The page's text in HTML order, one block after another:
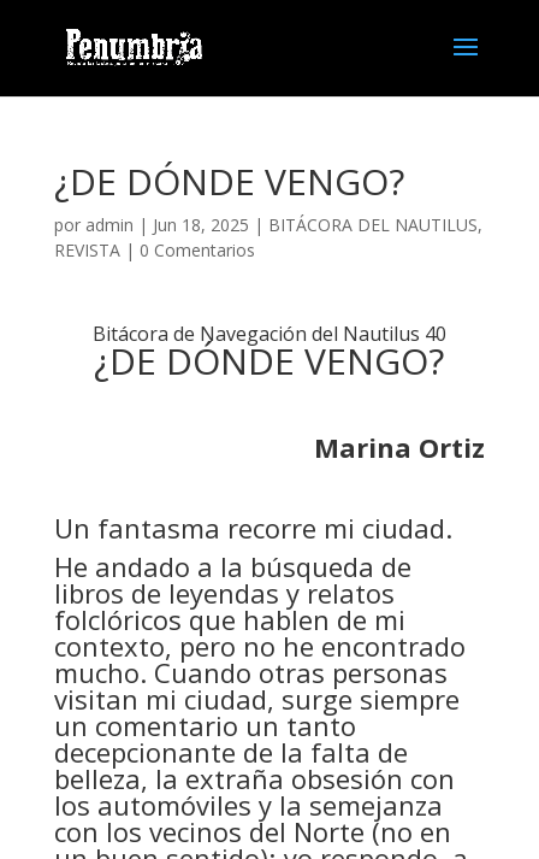
¿DE DÓNDE VENGO?
por admin | Jun 18, 2025 | BITÁCORA DEL NAUTILUS,
REVISTA| 0 Comentarios
Bitácora de Navegación del Nautilus 40
¿DE DÓNDE VENGO?
Marina Ortiz
Un fantasma recorre mi ciudad.
He andado a la búsqueda de
libros de leyendas y relatos
folclóricos que hablen de mi
contexto, pero no he encontrado
mucho. Cuando otras personas
visitan mi ciudad, surge siempre
un comentario un tanto
decepcionante de la falta de
belleza, la extraña obsesión con
los automóviles y la semejanza
con los vecinos del Norte (no en